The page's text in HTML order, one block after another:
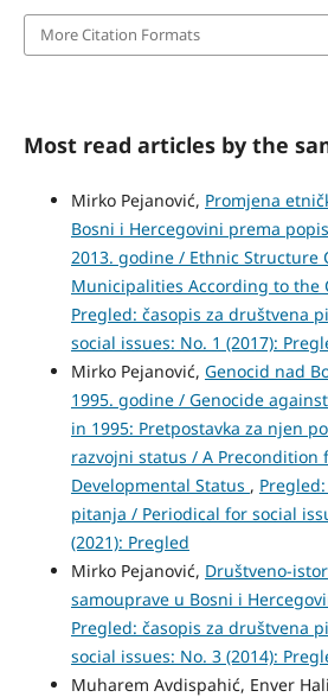
More Citation Formats
Most read articles by the
Mirko Pejanović, Promjena
Bosni i Hercegovini prema
2013. godine / Ethnic Structure
Municipalities According to the
Pregled: časopis za društvena
social issues: No. 1 (2017):
Mirko Pejanović, Genocid nad
1995. godine / Genocide
in 1995: Pretpostavka za njen
razvojni status / A Precondition
Developmental Status ,
pitanja / Periodical for social
(2021): Pregled
Mirko Pejanović, Društveno-
samouprave u Bosni i
Pregled: časopis za društvena
social issues: No. 3 (2014):
Muharem Avdispahić, Enver